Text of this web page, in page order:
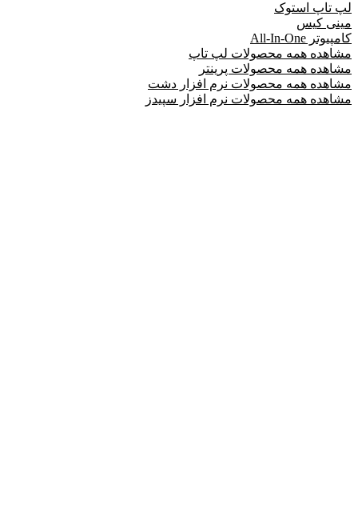
لپ تاپ استوک
مینی کیس
کامپیوتر All-In-One
مشاهده همه محصولات لپ تاپ
مشاهده همه محصولات پرینتر
مشاهده همه محصولات نرم افزار دشت
مشاهده همه محصولات نرم افزار سپیدز